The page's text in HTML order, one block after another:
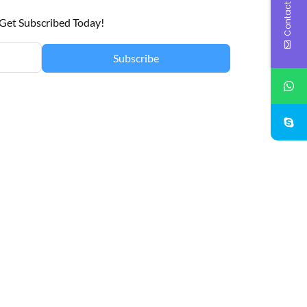
Subscribed Today!
Subscribe
Contact Us